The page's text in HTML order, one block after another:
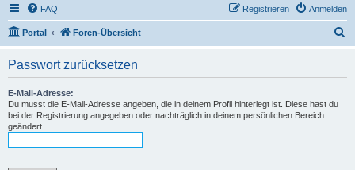
FAQ Anmelden
Registrieren
Portal Foren-Übersicht
Passwort zurücksetzen
E-Mail-Adresse:
Du musst die E-Mail-Adresse angeben, die in deinem Profil hinterlegt ist. Diese hast du
bei der Registrierung angegeben oder nachträglich in deinem persönlichen Bereich
geändert.